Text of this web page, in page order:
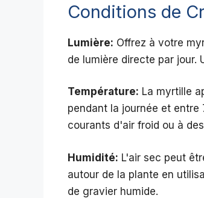
Conditions de
Lumière: Offrez à votre
de lumière directe par jour.
Température: La myrtille
pendant la journée et entre
courants d'air froid ou à
Humidité: L'air sec peut
autour de la plante en
de gravier humide.